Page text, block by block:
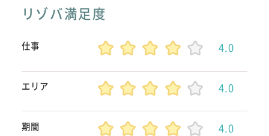
リゾバ満足度
仕事 4.0
エリア 4.0
期間 4.0